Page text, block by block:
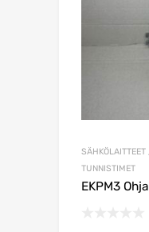
TUNNISTIMET
EKPM3